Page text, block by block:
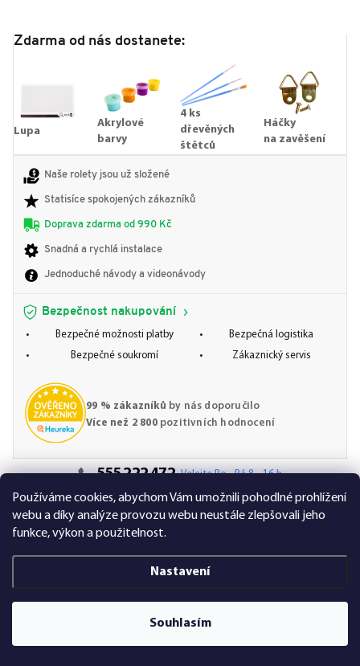
Používáme cookies, abychom Vám umožnili pohodlné prohlížení
webu a díky analýze provozu webu neustále zlepšovali jeho
funkce, výkon a použitelnost.
Nastavení
Souhlasím
Zdarma od nás dostanete:
Lupa
Akrylové
barvy
4 ks
dřevěných
štětců
Háčky
na zavěšení
Naše rolety jsou už složené
Statisíce spokojených zákazníků
Doprava zdarma od 990 Kč
Snadná a rychlá instalace
Jednoduché návody a videonávody
Bezpečnost nakupování
Bezpečné možnosti platby
Bezpečná logistika
Bezpečné soukromí
Zákaznický servis
99 % zákazníků by nás doporučilo
Více než 2 800pozitivních hodnocení
555 222 472 Volejte Po - Pá 8 - 16 h
dotazů nás neváhejte kontaktovat.